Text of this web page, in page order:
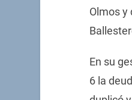
Olmos y
En su
6 la